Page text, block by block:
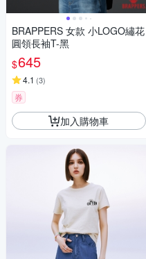
BRAPPERS 女款 小LOGO繡花
圓領長袖T-黑
$645
4.1 (3)
券
加入購物車